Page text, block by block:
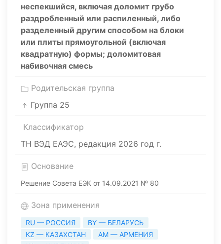
неспекшийся, включая доломит грубо
раздробленный или распиленный, либо
разделенный другим способом на блоки
или плиты прямоугольной (включая
квадратную) формы; доломитовая
набивочная смесь
Родительская группа
Группа 25
Классификатор
ТН ВЭД ЕАЭС, редакция 2026 год г.
Основание
Решение Совета ЕЭК от 14.09.2021 № 80
Зона применения
RU — РОССИЯ
BY — БЕЛАРУСЬ
KZ — КАЗАХСТАН
AM — АРМЕНИЯ